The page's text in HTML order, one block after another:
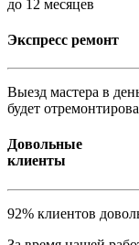
до 12 месяцев
Экспресс ремонт
Выезд мастера в
будет
Довольные
клиенты
92% клиентов